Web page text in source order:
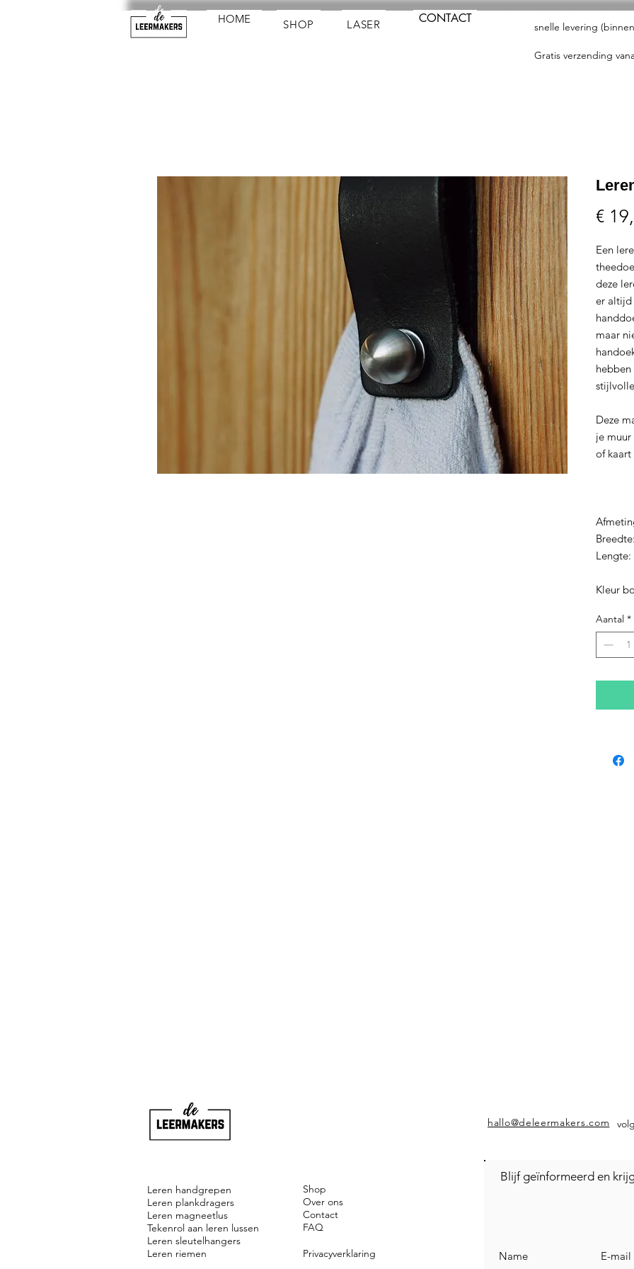
snelle levering
HOME CONTACT
LASER
SHOP
Gratis verzending
€
Een
deze
er altijd
maar
Deze
je
of kaart
Kleur
Aantal *
hallo@deleermakers.com
Blijf geïnformeerd en
Shop
Over ons
Contact
FAQ
Privacyverklaring
Leren handgrepen
Leren plankdragers
Leren magneetlus
Tekenrol aan leren lussen
Leren sleutelhangers
Leren riemen